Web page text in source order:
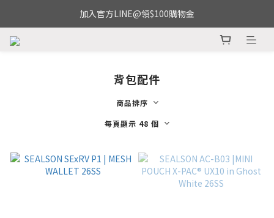
加入官方LINE@領$100購物金
背包配件
商品排序
每頁顯示 48 個